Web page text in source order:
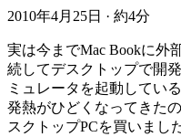
2010年4月25日 · 約4分
実は今までMac Bookに外
続してデスクトップで開
ミュレータを起動してい
発熱がひどくなってきた
スクトップPCを買いまし